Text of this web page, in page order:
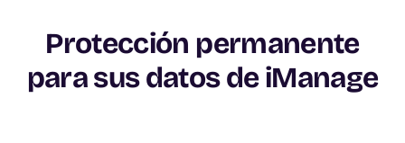
Protección permanente
para sus datos de iManage